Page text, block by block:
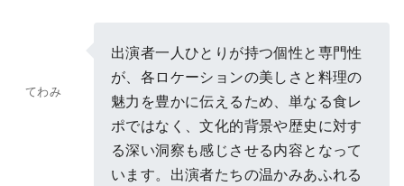
てわみ
出演者一人ひとりが持つ個性と専門性
が、各ロケーションの美しさと料理の
魅力を豊かに伝えるため、単なる食レ
ポではなく、文化的背景や歴史に対す
る深い洞察も感じさせる内容となって
います。出演者たちの温かみあふれる